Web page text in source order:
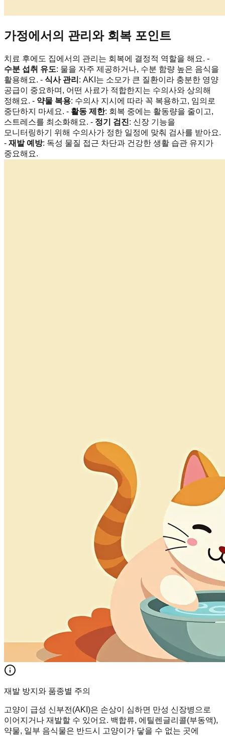
가정에서의 관리와 회복 포인트
치료 후에도 집에서의 관리는 회복에 결정적 역할을 해요. -
수분 섭취 유도: 물을 자주 제공하거나, 수분 함량 높은 음식을
활용해요. - 식사 관리 : AKI는 소모가 큰 질환이라 충분한 영양
공급이 중요하며, 어떤 사료가 적합한지는 수의사와 상의해
정해요. - 약물 복용: 수의사 지시에 따라 꼭 복용하고, 임의로
중단하지 마세요. - 활동 제한: 회복 중에는 활동량을 줄이고,
스트레스를 최소화해요. - 정기 검진: 신장 기능을
모니터링하기 위해 수의사가 정한 일정에 맞춰 검사를 받아요.
- 재발 예방: 독성 물질 접근 차단과 건강한 생활 습관 유지가
중요해요.
재발 방지와 품종별 주의
고양이 급성 신부전(AKI)은 손상이 심하면 만성 신장병으로
이어지거나 재발할 수 있어요. 백합류, 에틸렌글리콜(부동액),
약물, 일부 음식물은 반드시 고양이가 닿을 수 없는 곳에